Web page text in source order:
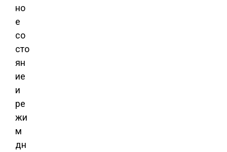
но
е
со
сто
ян
ие
и
ре
жи
м
дн